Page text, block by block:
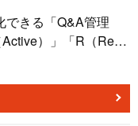
できる「Q&A管理
）」「R（Reso
分され、質問が未解
・低）も設定でき、
ートになります。フ